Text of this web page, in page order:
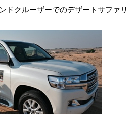
ドクルーザーでのデザートサファリ